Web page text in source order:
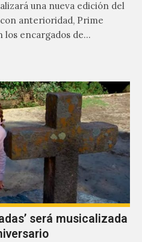
una nueva edición del
anterioridad, Prime
los encargados de
será musicalizada